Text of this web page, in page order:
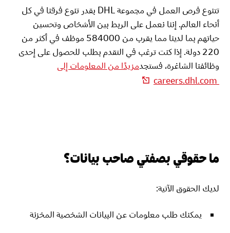
تتنوع فرص العمل في مجموعة DHL بقدر تنوع فرقنا في كل
أنحاء العالم. إننا نعمل على الربط بين الأشخاص وتحسين
حياتهم بما لدينا مما يقرب من 584000 موظف في أكثر من
220 دولة. إذا كنت ترغب في التقدم بطلب للحصول على إحدى
وظائفنا الشاغرة، فستجدمزيدًا من المعلومات إلى
ما حقوقي بصفتي صاحب بيانات؟
لديك الحقوق الآتية:
يمكنك طلب معلومات عن البيانات الشخصية المخزنة